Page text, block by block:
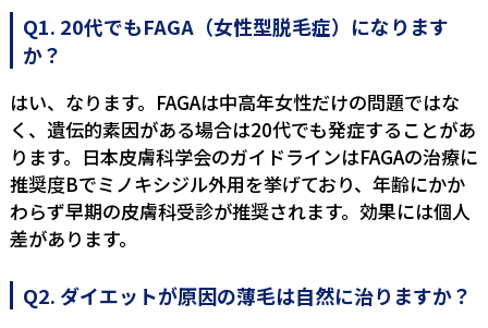
Q1. 20代でもFAGA（女性型脱毛症）になります
か？
はい、なります。FAGAは中高年女性だけの問題ではな
く、遺伝的素因がある場合は20代でも発症することがあ
ります。日本皮膚科学会のガイドラインはFAGAの治療に
推奨度Bでミノキシジル外用を挙げており、年齢にかか
わらず早期の皮膚科受診が推奨されます。効果には個人
差があります。
Q2. ダイエットが原因の薄毛は自然に治りますか？